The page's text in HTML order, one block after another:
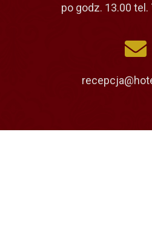
po godz. 13.00 tel.